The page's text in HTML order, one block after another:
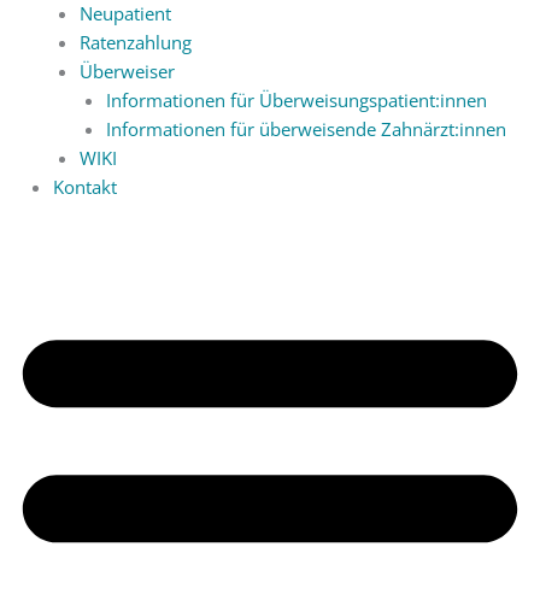
Neupatient
Ratenzahlung
Überweiser
Informationen für Überweisungspatient:innen
Informationen für überweisende Zahnärzt:innen
WIKI
Kontakt